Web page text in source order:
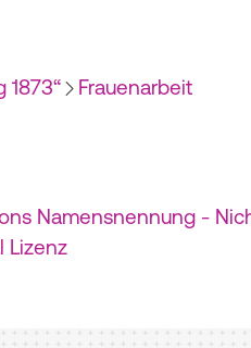
1873“ Frauenarbeit
Namensnennung -
Lizenz